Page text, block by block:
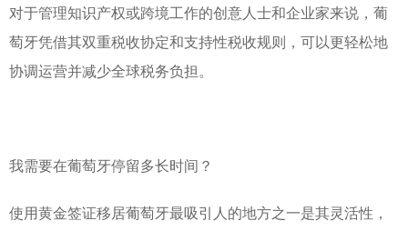
对于管理知识产权或跨境工作的创意人士和企业家来说，葡
萄牙凭借其双重税收协定和支持性税收规则，可以更轻松地
协调运营并减少全球税务负担。
我需要在葡萄牙停留多长时间？
使用黄金签证移居葡萄牙最吸引人的地方之一是其灵活性，